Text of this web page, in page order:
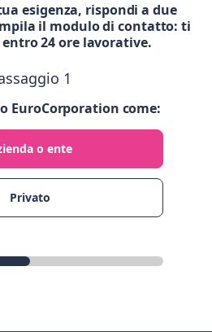
esigenza, rispondi a due
il modulo di contatto: ti
24 ore lavorative.
1
EuroCorporation come:
o ente
Privato